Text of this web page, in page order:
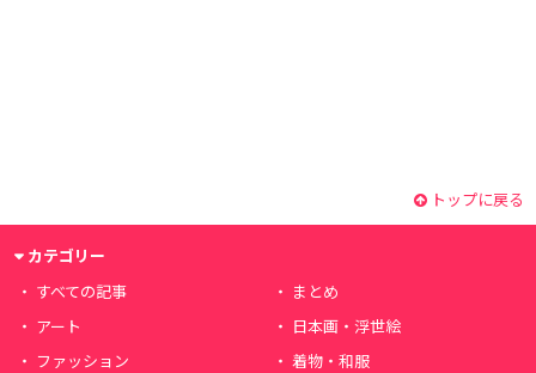
トップに戻る
カテゴリー
すべての記事
まとめ
アート
日本画・浮世絵
ファッション
着物・和服